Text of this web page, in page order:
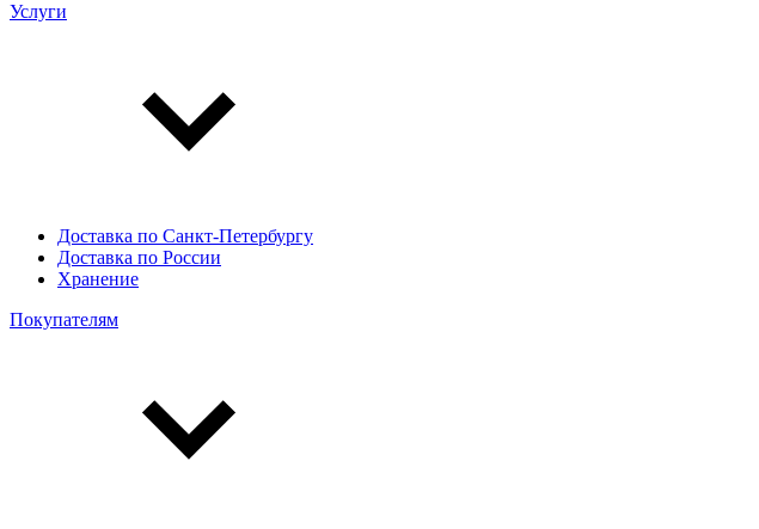
Услуги
Доставка по Санкт-Петербургу
Доставка по России
Хранение
Покупателям